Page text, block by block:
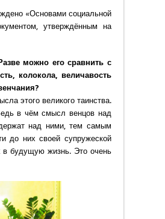
«Основами социальной
утверждённым на
можно его сравнить с
колокола, величавость
этого великого таинства.
в чём смысл венцов над
над ними, тем самым
до них своей супружеской
в будущую жизнь. Это очень